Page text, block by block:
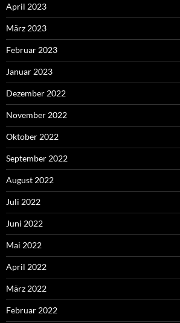
April 2023
März 2023
Februar 2023
Januar 2023
Dezember 2022
November 2022
Oktober 2022
September 2022
August 2022
Juli 2022
Juni 2022
Mai 2022
April 2022
März 2022
Februar 2022